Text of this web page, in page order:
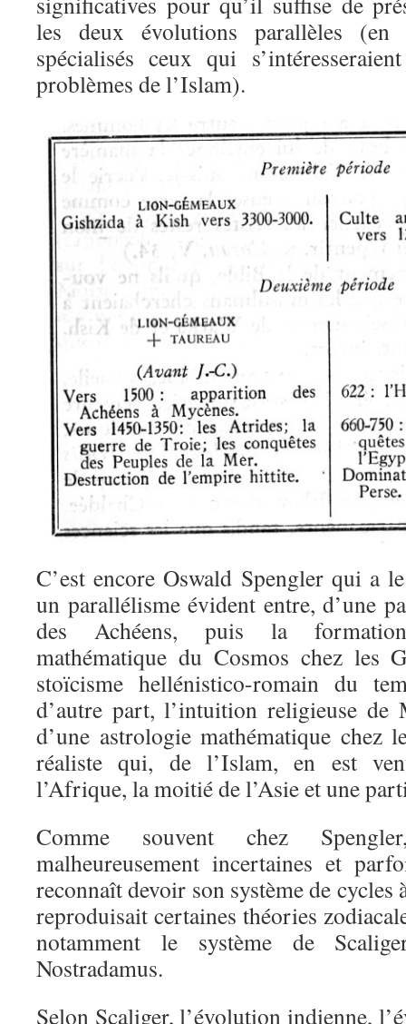
les deux évolutions parallèles (en
spécialisés ceux qui
problèmes de l’Islam).
C’est encore Oswald Spengler qui a
un parallélisme évident entre, d’une
des Achéens, puis la
mathématique du Cosmos chez les
stoïcisme hellénistico-romain du
d’autre part, l’intuition religieuse de
d’une astrologie mathématique chez
réaliste qui, de l’Islam, en est
l’Afrique, la moitié de l’Asie et une
Comme souvent chez
malheureusement incertaines et
reconnaît devoir son système de
reproduisait certaines théories
notamment le système de
Nostradamus.
Selon Scaliger, l’évolution indienne,